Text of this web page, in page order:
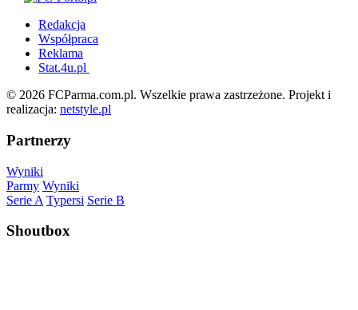
Redakcja
Współpraca
Reklama
Stat.4u.pl
© 2026 FCParma.com.pl. Wszelkie prawa zastrzeżone. Projekt i
realizacja: netstyle.pl
Partnerzy
Wyniki
Parmy Wyniki
Serie A Typersi Serie B
Shoutbox